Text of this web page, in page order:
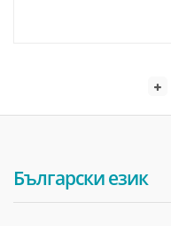
Български език